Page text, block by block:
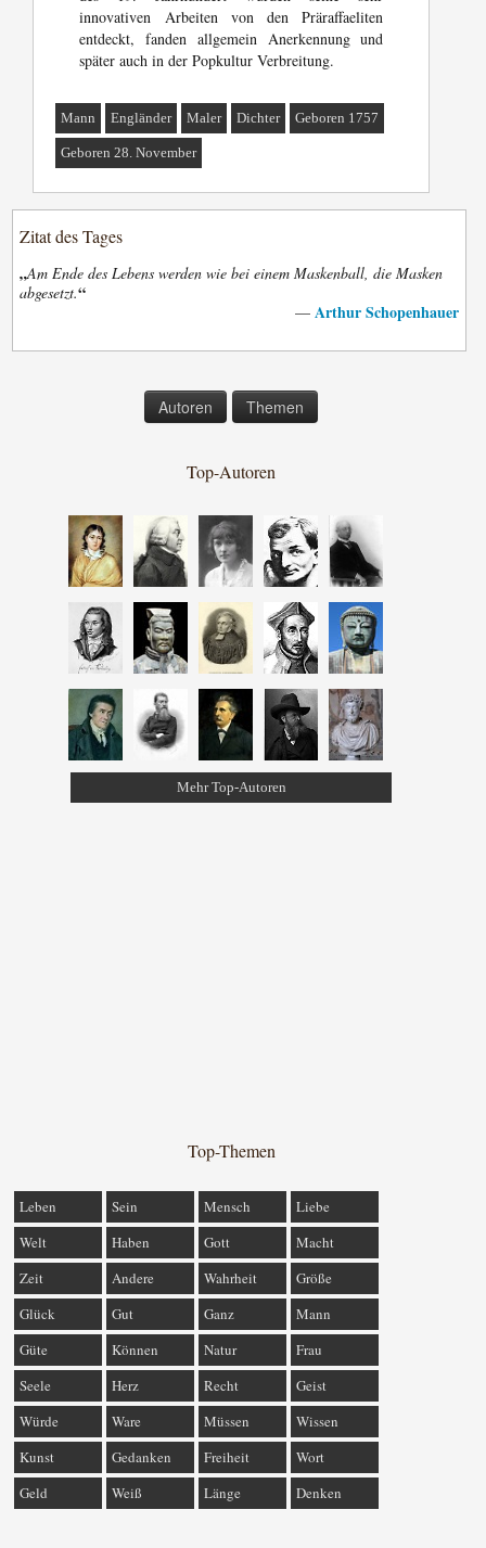
innovativen Arbeiten von den Präraffaeliten
entdeckt, fanden allgemein Anerkennung und
später auch in der Popkultur Verbreitung.
Mann Engländer Maler Dichter Geboren 1757
Geboren 28. November
Zitat des Tages
„Am Ende des Lebens werden wie bei einem Maskenball, die Masken
abgesetzt.“
— Arthur Schopenhauer
Autoren Themen
Top-Autoren
Mehr Top-Autoren
Top-Themen
Leben Sein Mensch
Liebe
Welt
Haben Gott
Macht
Zeit
Andere Wahrheit
Größe
Glück
Gut Ganz
Mann
Güte
Können Natur
Frau
Seele
Herz Recht
Geist
Würde
Ware Müssen
Wissen
Kunst
Gedanken Freiheit
Wort
Geld
Weiß Länge Denken